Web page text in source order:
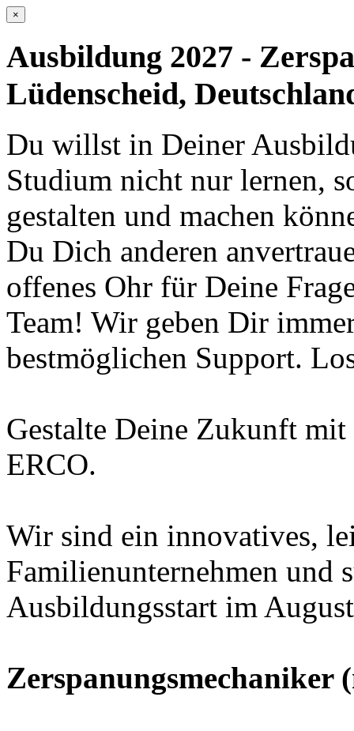
×
Ausbildung 2027 -
Lüdenscheid,
Du willst in Deiner
Studium nicht nur lernen,
gestalten und machen
Du Dich anderen
offenes Ohr für Deine
Team! Wir geben Dir
bestmöglichen Support.
Gestalte Deine Zukunft
ERCO.
Wir sind ein innovatives,
Familienunternehmen und
Ausbildungsstart im
Zerspanungsmechaniker